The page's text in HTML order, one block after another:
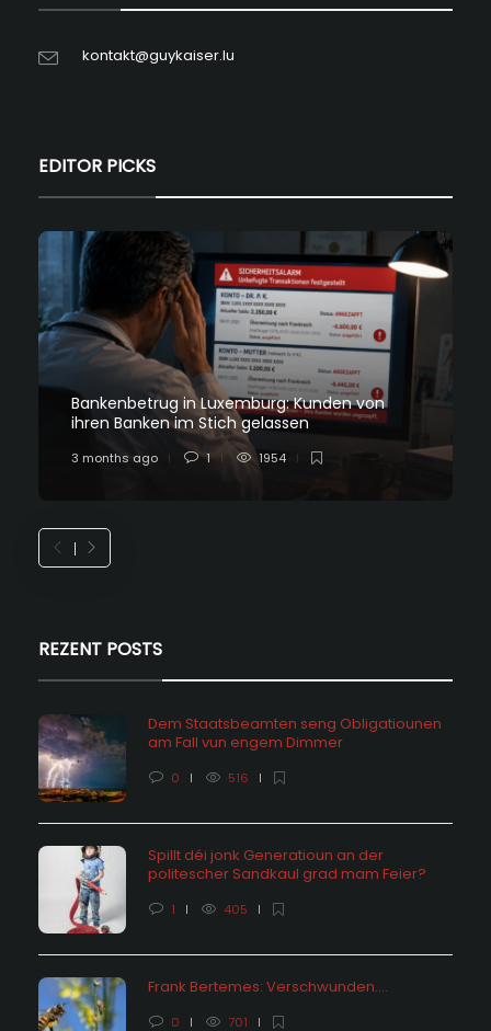
kontakt@guykaiser.lu
EDITOR PICKS
Bankenbetrug in Luxemburg: Kunden von
ihren Banken im Stich gelassen
3 months ago 1 1954
REZENT POSTS
Dem Staatsbeamten seng Obligatiounen
am Fall vun engem Dimmer
0 516
Spillt déi jonk Generatioun an der
politescher Sandkaul grad mam Feier?
1 405
Frank Bertemes: Verschwunden….
0 701